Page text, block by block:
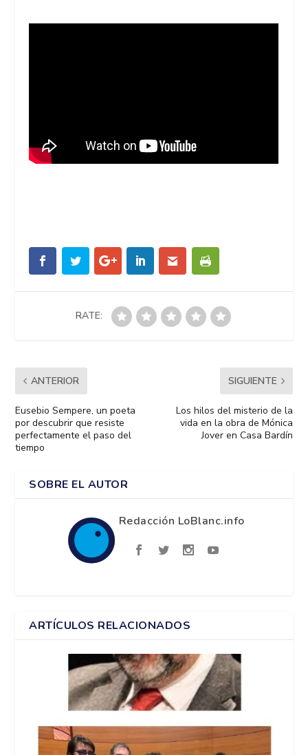
RATE:
ANTERIOR
Eusebio Sempere, un poeta
por descubrir que resiste
perfectamente el paso del
tiempo
SIGUIENTE
Los hilos del misterio de la
vida en la obra de Mónica
Jover en Casa Bardín
SOBRE EL AUTOR
Redacción LoBlanc.info
ARTÍCULOS RELACIONADOS